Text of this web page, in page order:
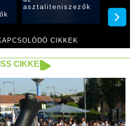
CIKKEK
asztaliteniszezők
CIKKEI